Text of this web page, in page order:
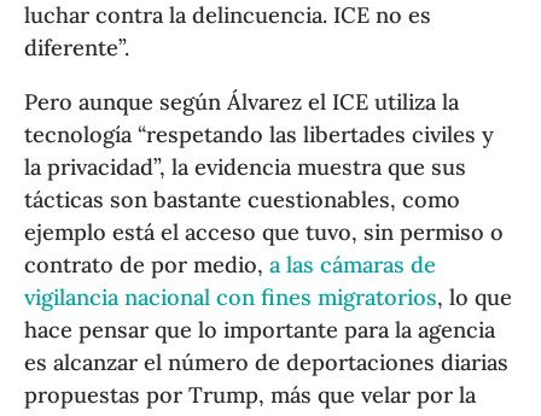
luchar contra la delincuencia. ICE no es
diferente”.
Pero aunque según Álvarez el ICE utiliza la
tecnología “respetando las libertades civiles y
la privacidad”, la evidencia muestra que sus
tácticas son bastante cuestionables, como
ejemplo está el acceso que tuvo, sin permiso o
contrato de por medio,a las cámaras de
vigilancia nacional con fines migratorios, lo que
hace pensar que lo importante para la agencia
es alcanzar el número de deportaciones diarias
propuestas por Trump, más que velar por la